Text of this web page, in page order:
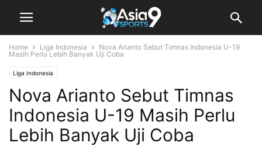
Home Liga Indonesia
Nova Arianto Sebut Timnas Indonesia U-19
Masih Perlu Lebih Banyak Uji Coba
Liga Indonesia
Nova Arianto Sebut Timnas
Indonesia U-19 Masih Perlu
Lebih Banyak Uji Coba